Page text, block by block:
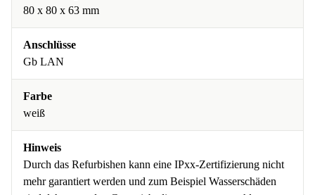
80 x 80 x 63 mm
Anschlüsse
Gb LAN
Farbe
weiß
Hinweis
Durch das Refurbishen kann eine IPxx-Zertifizierung nicht
mehr garantiert werden und zum Beispiel Wasserschäden